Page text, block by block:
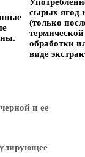
сырых ягод
(только
термической
обработки
виде
и ее